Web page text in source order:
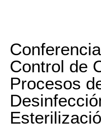
Control de
Procesos